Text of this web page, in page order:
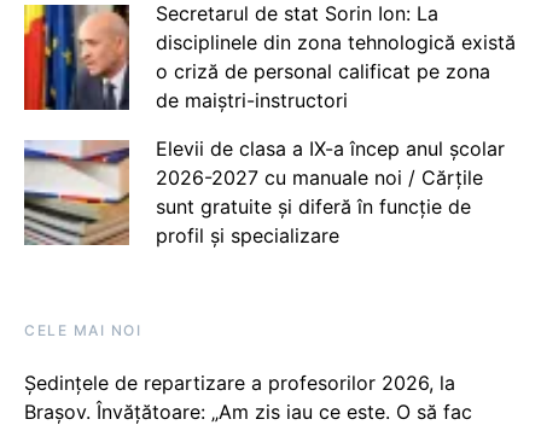
Secretarul de stat Sorin Ion: La
disciplinele din zona tehnologică există
o criză de personal calificat pe zona
de maiștri-instructori
Elevii de clasa a IX-a încep anul școlar
2026-2027 cu manuale noi / Cărțile
sunt gratuite și diferă în funcție de
profil și specializare
CELE MAI NOI
Ședințele de repartizare a profesorilor 2026, la
Brașov. Învățătoare: „Am zis iau ce este. O să fac